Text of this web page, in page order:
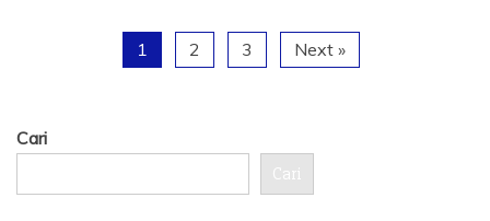
1 2 3 Next »
Cari
Cari